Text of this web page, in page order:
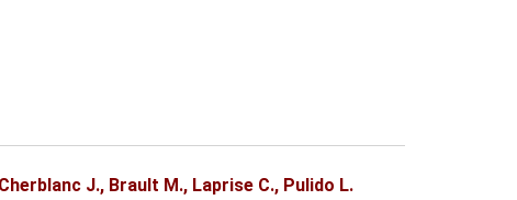
Cherblanc J., Brault M., Laprise C., Pulido L.